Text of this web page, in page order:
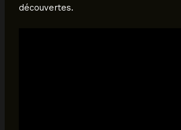
découvertes.